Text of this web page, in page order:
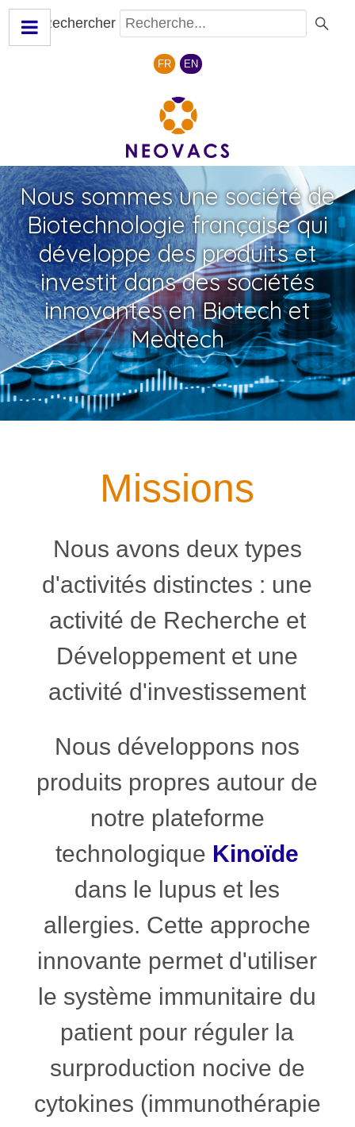
Rechercher
Sélectionnez votre langue
FR EN
Nous sommes une société de
Biotechnologie française qui
développe des produits et
investit dans des sociétés
innovantes en Biotech et
Medtech
Missions
Nous avons deux types
d'activités distinctes : une
activité de Recherche et
Développement et une
activité d'investissement
Nous développons nos
produits propres autour de
notre plateforme
technologique Kinoïde
dans le lupus et les
allergies. Cette approche
innovante permet d'utiliser
le système immunitaire du
patient pour réguler la
surproduction nocive de
cytokines (immunothérapie